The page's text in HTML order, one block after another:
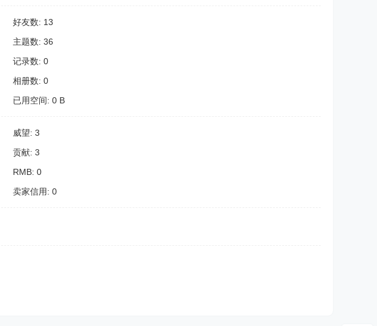
好友数: 13
主题数: 36
记录数: 0
相册数: 0
已用空间: 0 B
威望: 3
贡献: 3
RMB: 0
卖家信用: 0